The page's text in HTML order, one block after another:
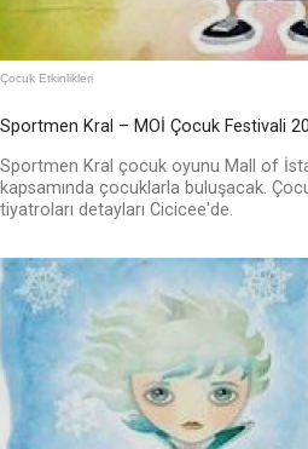
Çocuk Etkinlikleri
Sportmen Kral – MOİ Çocuk Festivali
Sportmen Kral çocuk oyunu Mall of
kapsamında çocuklarla buluşacak.
tiyatroları detayları Cicicee'de.